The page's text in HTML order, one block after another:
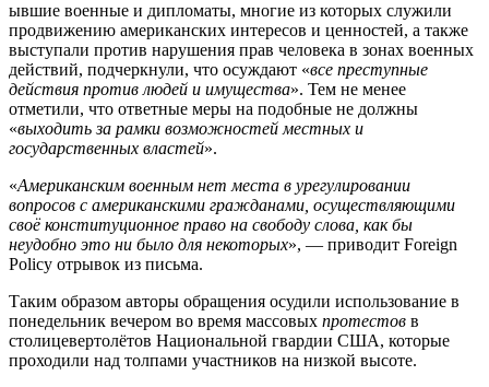
ывшие военные и дипломаты, многие из которых служили
продвижению американских интересов и ценностей, а также
выступали против нарушения прав человека в зонах военных
действий, подчеркнули, что осуждают «все преступные
действия против людей и имущества». Тем не менее
отметили, что ответные меры на подобные не должны
«выходить за рамки возможностей местных и
государственных властей».
«Американским военным нет места в урегулировании
вопросов с американскими гражданами, осуществляющими
своё конституционное право на свободу слова, как бы
неудобно это ни было для некоторых», — приводит Foreign
Policy отрывок из письма.
Таким образом авторы обращения осудили использование в
понедельник вечером во время массовых протестов в
столицевертолётов Национальной гвардии США, которые
проходили над толпами участников на низкой высоте.